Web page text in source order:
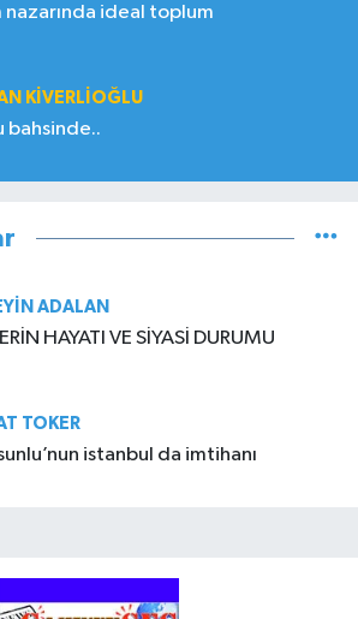
nazarında ideal toplum
KIVERLIOĞLU
bahsinde..
ADALAN
HAYATI VE SİYASİ DURUMU
TOKER
istanbul da imtihanı